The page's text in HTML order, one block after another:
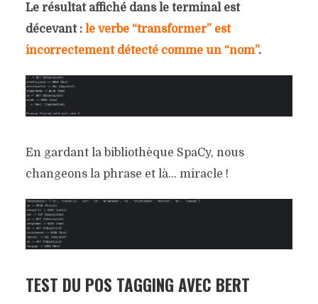
Le résultat affiché dans le terminal est
décevant : le verbe “transformer” est
incorrectement détecté comme un “nom”.
En gardant la bibliothèque SpaCy, nous
changeons la phrase et là… miracle !
TEST DU POS TAGGING AVEC BERT